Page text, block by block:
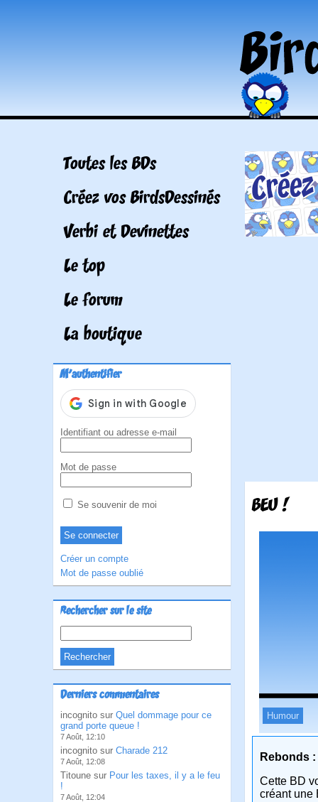
Toutes les BDs
Créez vos BirdsDessinés
Verbi et Devinettes
Le top
Le forum
La boutique
M'authentifier
Identifiant ou adresse e-mail
Mot de passe
Se souvenir de moi
Créer un compte
Mot de passe oublié
Rechercher sur le site
Derniers commentaires
incognito sur Quel dommage pour ce
grand porte queue !
7 Août, 12:10
incognito sur Charade 212
7 Août, 12:08
Titoune sur Pour les taxes, il y a le feu
!
7 Août, 12:04
BEU !
Humour
Rebonds :
Cette BD
créant une